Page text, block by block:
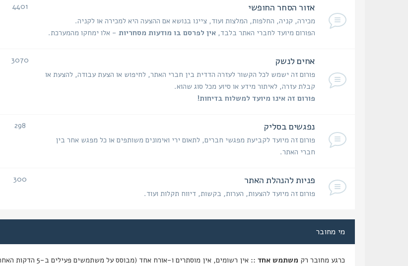
אזור הסחר החופשי
מכירה, קניה, החלפות, המלצות ועוד, ציינו בנושא אם ההצעה היא למכירה או לקניה.
הפורום מיועד לחברי האתר בלבד, אין לפרסם בו מודעות מסחריות - אלו ימחקו מהמערכת.
4401
אחים לנשק
פורום זה ישמש לכל הקשור לעזרה הדדית בין חברי האתר, לחיפוש או הצעת עבודה, להצעת או
קבלת עזרה, לאיתור מידע או סיוע מכל סוג שהוא.
פורום זה אינו מיועד למשלוח בדיחות!
3070
נפגשים בסליק
פורום זה מיועד לקביעת מפגשי חברים, לתאום ירי ואימונים משותפים או כל מפגש אחר בין
חברי האתר.
298
פניות להנהלת האתר
פורום זה מיועד להצעות, הערות, בקשות, דיווח תקלות ועוד.
300
מי מחובר
כרגע מחובר רק משתמש אחד :: אין רשומים, אין מוסתרים ו-אורח אחד (מבוסס על משתמשים פעילים ב-5 הדקות האחרונות)